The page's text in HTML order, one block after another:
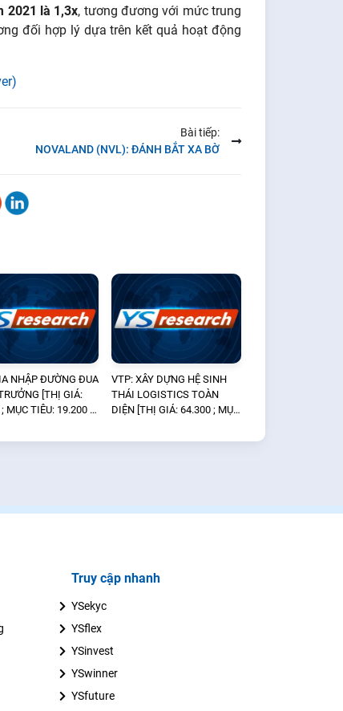
2021 là 1,3x, tương đương với mức trung
đối hợp lý dựa trên kết quả hoạt động
Bài tiếp:
NOVALAND (NVL): ĐÁNH BẮT XA BỜ
NHẬP ĐƯỜNG ĐUA
[THỊ GIÁ:
MỤC TIÊU: 19.200 —
VTP: XÂY DỰNG HỆ SINH
THÁI LOGISTICS TOÀN
DIỆN [THỊ GIÁ: 64.300 ; MỤC
GIÁ]
Truy cập nhanh
YSekyc
YSflex
YSinvest
YSwinner
YSfuture